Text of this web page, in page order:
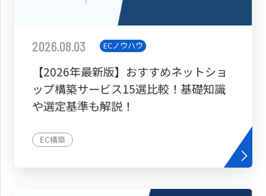
2026.08.03 ECノウハウ
【2026年最新版】おすすめネットショ
ップ構築サービス15選比較！基礎知識
や選定基準も解説！
EC構築